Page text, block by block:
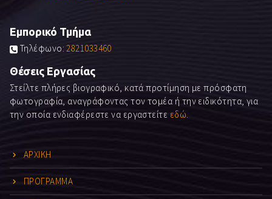
Εμπορικό Τμήμα
Τηλέφωνο:2821033460
Θέσεις Εργασίας
Στείλτε πλήρες βιογραφικό, κατά προτίμηση με πρόσφατη
φωτογραφία, αναγράφοντας τον τομέα ή την ειδικότητα, για
την οποία ενδιαφέρεστε να εργαστείτε εδώ.
ΑΡΧΙΚΗ
ΠΡΟΓΡΑΜΜΑ